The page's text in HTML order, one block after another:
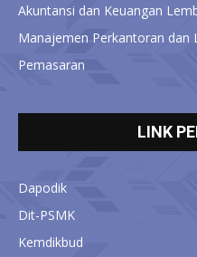
Akuntansi dan Keuangan
Manajemen Perkantoran dan
Pemasaran
LINK
Dapodik
Dit-PSMK
Kemdikbud